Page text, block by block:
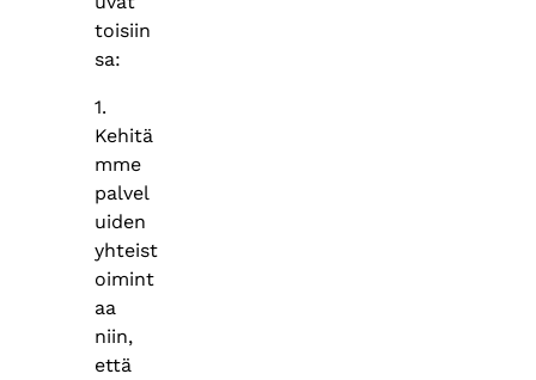
toisiin
sa:
1.
Kehitä
mme
palvel
uiden
yhteist
oimint
aa
niin,
että